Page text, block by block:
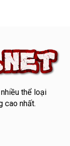
thể loại
cao nhất.